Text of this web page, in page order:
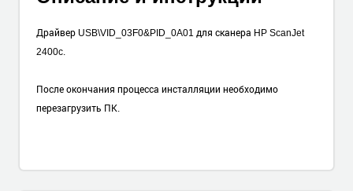
Драйвер USB\VID_03F0&PID_0A01 для сканера HP ScanJet
2400c.
После окончания процесса инсталляции необходимо
перезагрузить ПК.